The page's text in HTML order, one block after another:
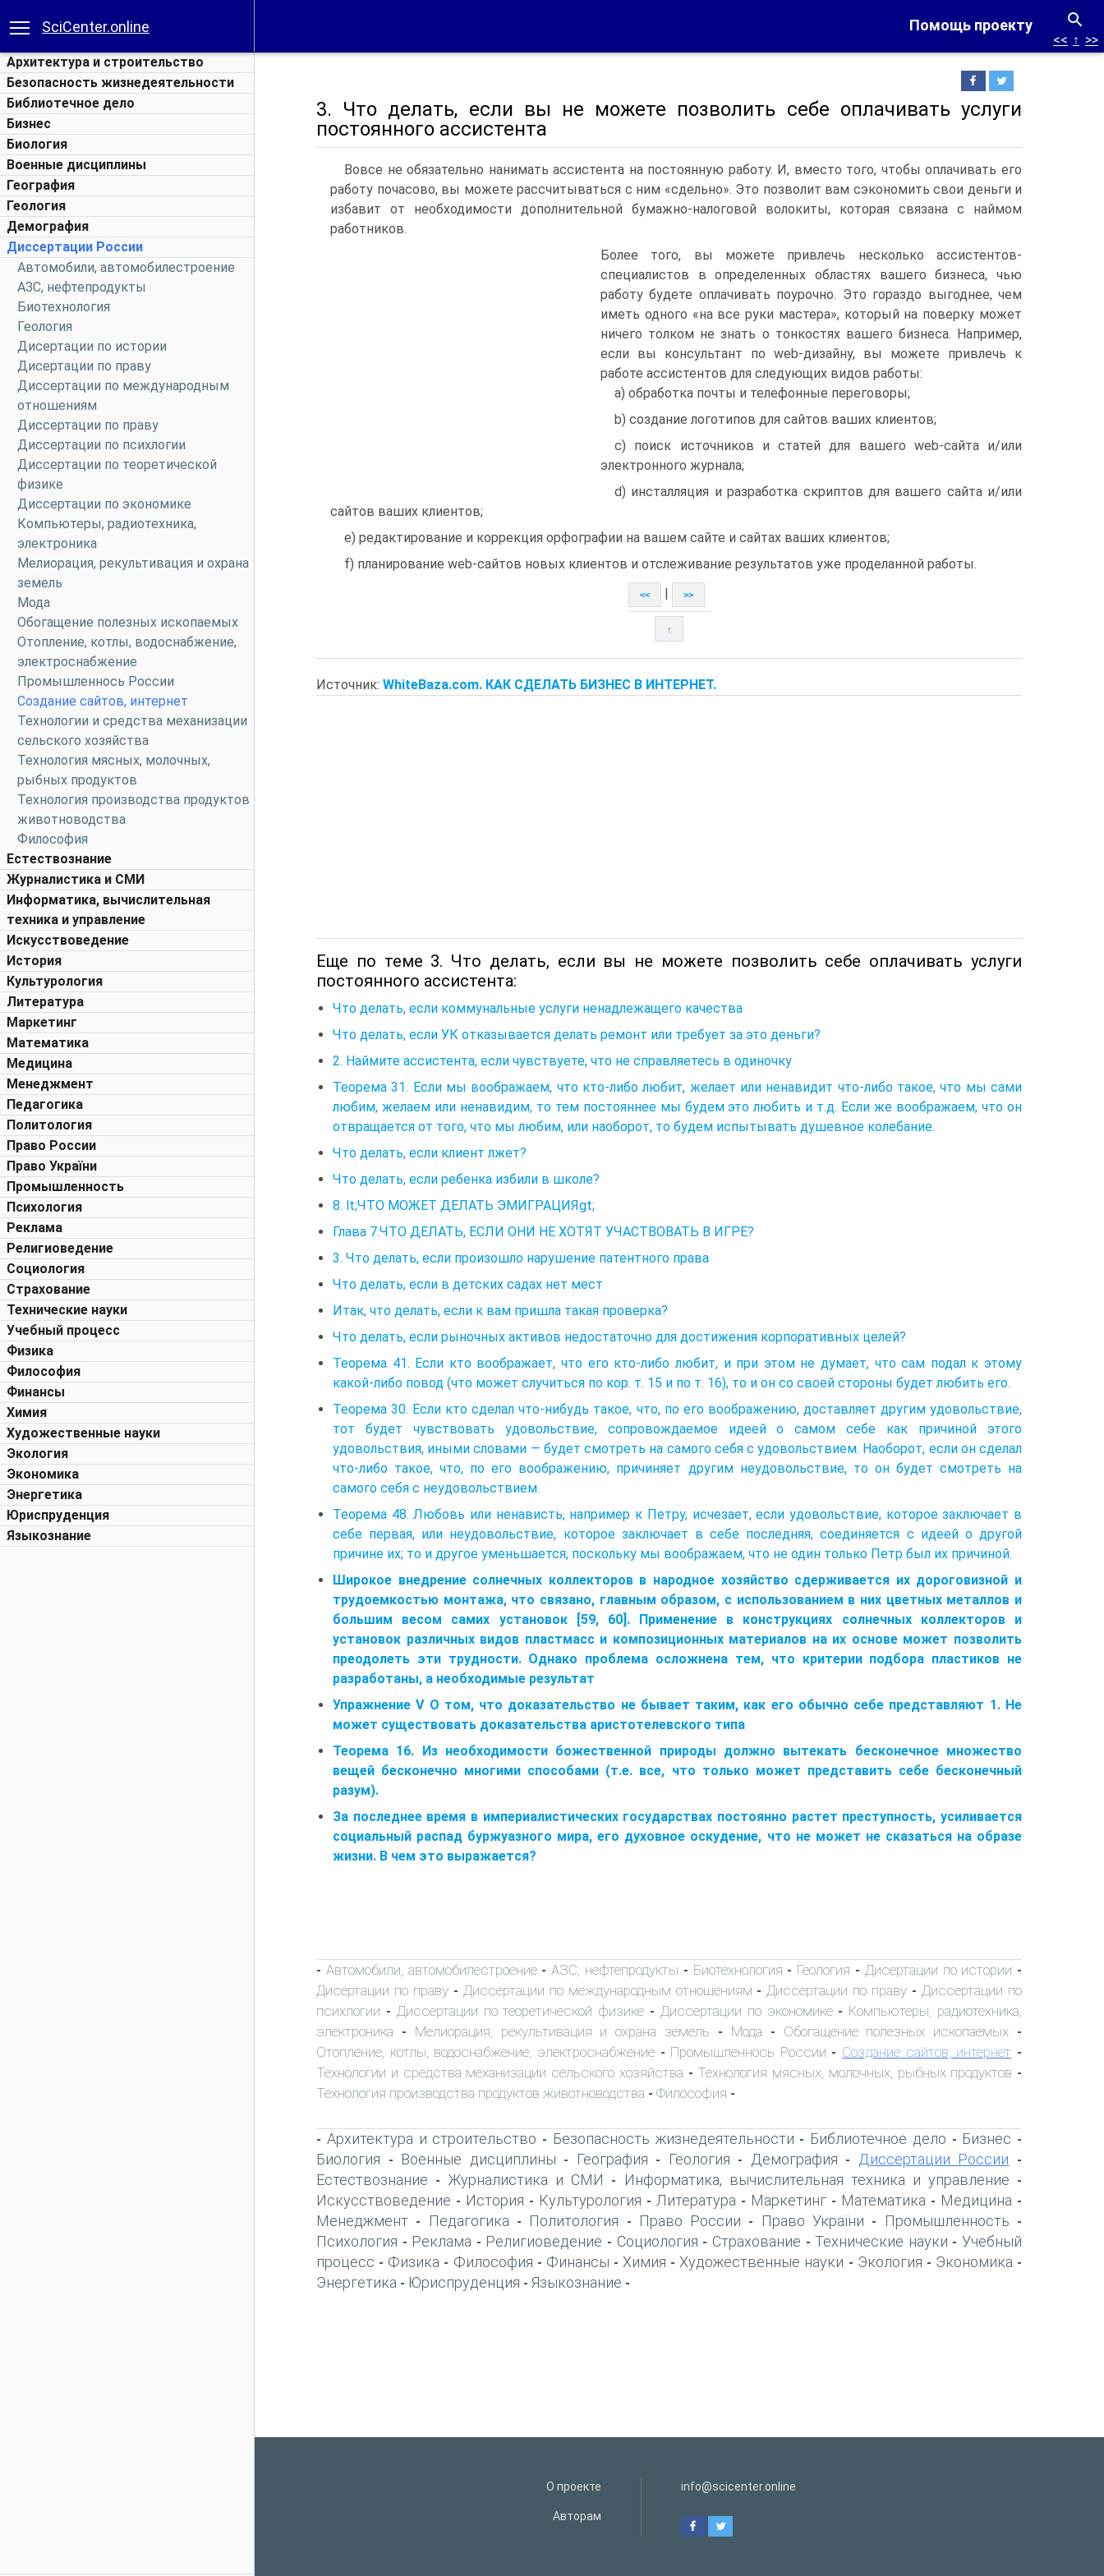
Помощь проекту
SciCenter.online
Архитектура и строительство
Безопасность жизнедеятельности
Библиотечное дело
Бизнес
Биология
Военные дисциплины
География
Геология
Демография
Диссертации России
Автомобили, автомобилестроение
АЗС, нефтепродукты
Биотехнология
Геология
Дисертации по истории
Дисертации по праву
Диссертации по международным
отношениям
Диссертации по праву
Диссертации по психлогии
Диссертации по теоретической
физике
Диссертации по экономике
Компьютеры, радиотехника,
электроника
Мелиорация, рекультивация и охрана
земель
Мода
Обогащение полезных ископаемых
Отопление, котлы, водоснабжение,
электроснабжение
Промышленнось России
Создание сайтов, интернет
Технологии и средства механизации
сельского хозяйства
Технология мясных, молочных,
рыбных продуктов
Технология производства продуктов
животноводства
Философия
Естествознание
Журналистика и СМИ
Информатика, вычислительная
техника и управление
Искусствоведение
История
Культурология
Литература
Маркетинг
Математика
Медицина
Менеджмент
Педагогика
Политология
Право России
Право України
Промышленность
Психология
Реклама
Религиоведение
Социология
Страхование
Технические науки
Учебный процесс
Физика
Философия
Финансы
Химия
Художественные науки
Экология
Экономика
Энергетика
Юриспруденция
Языкознание
<< ↑ >>
3. Что делать, если вы не можете позволить себе оплачивать услуги
постоянного ассистента
Вовсе не обязательно нанимать ассистента на постоянную работу. И, вместо того, чтобы оплачивать его
работу почасово, вы можете рассчитываться с ним «сдельно». Это позволит вам сэкономить свои деньги и
избавит от необходимости дополнительной бумажно-налоговой волокиты, которая связана с наймом
работников.
Более того, вы можете привлечь несколько ассистентов-
специалистов в определенных областях вашего бизнеса, чью
работу будете оплачивать поурочно. Это гораздо выгоднее, чем
иметь одного «на все руки мастера», который на поверку может
ничего толком не знать о тонкостях вашего бизнеса. Например,
если вы консультант по web-дизайну, вы можете привлечь к
работе ассистентов для следующих видов работы:
a) обработка почты и телефонные переговоры;
b) создание логотипов для сайтов ваших клиентов;
c) поиск источников и статей для вашего web-сайта и/или
электронного журнала;
d) инсталляция и разработка скриптов для вашего сайта и/или
сайтов ваших клиентов;
e) редактирование и коррекция орфографии на вашем сайте и сайтах ваших клиентов;
f) планирование web-сайтов новых клиентов и отслеживание результатов уже проделанной работы.
<< >>
↑
Источник: WhiteBaza.com. КАК СДЕЛАТЬ БИЗНЕС В ИНТЕРНЕТ.
Еще по теме 3. Что делать, если вы не можете позволить себе оплачивать услуги
постоянного ассистента:
Что делать, если коммунальные услуги ненадлежащего качества
Что делать, если УК отказывается делать ремонт или требует за это деньги?
2. Наймите ассистента, если чувствуете, что не справляетесь в одиночку
Теорема 31. Если мы воображаем, что кто-либо любит, желает или ненавидит что-либо такое, что мы сами
любим, желаем или ненавидим, то тем постояннее мы будем это любить и т.д. Если же воображаем, что он
отвращается от того, что мы любим, или наоборот, то будем испытывать душевное колебание.
Что делать, если клиент лжет?
Что делать, если ребенка избили в школе?
8. lt;ЧТО МОЖЕТ ДЕЛАТЬ ЭМИГРАЦИЯgt;
Глава 7.ЧТО ДЕЛАТЬ, ЕСЛИ ОНИ НЕ ХОТЯТ УЧАСТВОВАТЬ В ИГРЕ?
3. Что делать, если произошло нарушение патентного права
Что делать, если в детских садах нет мест
Итак, что делать, если к вам пришла такая проверка?
Что делать, если рыночных активов недостаточно для достижения корпоративных целей?
Теорема 41. Если кто воображает, что его кто-либо любит, и при этом не думает, что сам подал к этому
какой-либо повод (что может случиться по кор. т. 15 и по т. 16), то и он со своей стороны будет любить его.
Теорема 30. Если кто сделал что-нибудь такое, что, по его воображению, доставляет другим удовольствие,
тот будет чувствовать удовольствие, сопровождаемое идеей о самом себе как причиной этого
удовольствия, иными словами — будет смотреть на самого себя с удовольствием. Наоборот, если он сделал
что-либо такое, что, по его воображению, причиняет другим неудовольствие, то он будет смотреть на
самого себя с неудовольствием.
Теорема 48. Любовь или ненависть, например к Петру, исчезает, если удовольствие, которое заключает в
себе первая, или неудовольствие, которое заключает в себе последняя, соединяется с идеей о другой
причине их; то и другое уменьшается, поскольку мы воображаем, что не один только Петр был их причиной.
Широкое внедрение солнечных коллекторов в народное хозяйство сдерживается их дороговизной и
трудоемкостью монтажа, что связано, главным образом, с использованием в них цветных металлов и
большим весом самих установок [59, 60]. Применение в конструкциях солнечных коллекторов и
установок различных видов пластмасс и композиционных материалов на их основе может позволить
преодолеть эти трудности. Однако проблема осложнена тем, что критерии подбора пластиков не
разработаны, а необходимые результат
Упражнение V О том, что доказательство не бывает таким, как его обычно себе представляют 1. Не
может существовать доказательства аристотелевского типа
Теорема 16. Из необходимости божественной природы должно вытекать бесконечное множество
вещей бесконечно многими способами (т.е. все, что только может представить себе бесконечный
разум).
За последнее время в империалистических государствах постоянно растет преступность, усиливается
социальный распад буржуазного мира, его духовное оскудение, что не может не сказаться на образе
жизни. В чем это выражается?
- Автомобили, автомобилестроение-АЗС, нефтепродукты - Биотехнология - Геология - Дисертации по истории -
Дисертации по праву- Диссертации по международным отношениям - Диссертации по праву - Диссертации по
психлогии - Диссертации по теоретической физике - Диссертации по экономике- Компьютеры, радиотехника,
электроника - Мелиорация, рекультивация и охрана земель - Мода - Обогащение полезных ископаемых -
Отопление, котлы, водоснабжение, электроснабжение- Промышленнось России - Создание сайтов, интернет -
Технологии и средства механизации сельского хозяйства - Технология мясных, молочных, рыбных продуктов -
Технология производства продуктов животноводства - Философия -
- Архитектура и строительство - Безопасность жизнедеятельности - Библиотечное дело - Бизнес -
Биология - Военные дисциплины - География - Геология - Демография - Диссертации России -
Естествознание - Журналистика и СМИ - Информатика, вычислительная техника и управление -
Искусствоведение - История - Культурология - Литература - Маркетинг - Математика - Медицина -
Менеджмент - Педагогика - Политология - Право России - Право України - Промышленность -
Психология - Реклама - Религиоведение - Социология - Страхование -Технические науки -Учебный
процесс - Физика - Философия - Финансы - Химия - Художественные науки - Экология - Экономика -
Энергетика - Юриспруденция - Языкознание -
О проекте
Авторам
info@scicenter.online